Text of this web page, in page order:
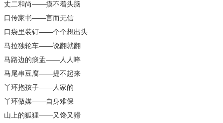
丈二和尚——摸不着头脑
口传家书——言而无信
口袋里装钉——个个想出头
马拉独轮车——说翻就翻
马路边的痰盂——人人啐
马尾串豆腐——提不起来
丫环抱孩子——人家的
丫环做媒——自身难保
山上的狐狸——又馋又猾